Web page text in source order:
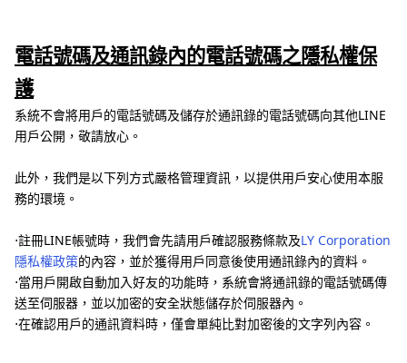
電話號碼及通訊錄內的電話號碼之隱私權保
護
系統不會將用戶的電話號碼及儲存於通訊錄的電話號碼向其他LINE
用戶公開，敬請放心。
此外，我們是以下列方式嚴格管理資訊，以提供用戶安心使用本服
務的環境。
⋅註冊LINE帳號時，我們會先請用戶確認服務條款及LY Corporation
隱私權政策的內容，並於獲得用戶同意後使用通訊錄內的資料。
⋅當用戶開啟自動加入好友的功能時，系統會將通訊錄的電話號碼傳
送至伺服器，並以加密的安全狀態儲存於伺服器內。
⋅在確認用戶的通訊資料時，僅會單純比對加密後的文字列內容。